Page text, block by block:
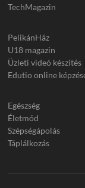
TechMagazin
PelikánHáz
U18 magazin
Üzleti videó készítés
Edutio online
Egészség
Életmód
Szépségápolás
Táplálkozás